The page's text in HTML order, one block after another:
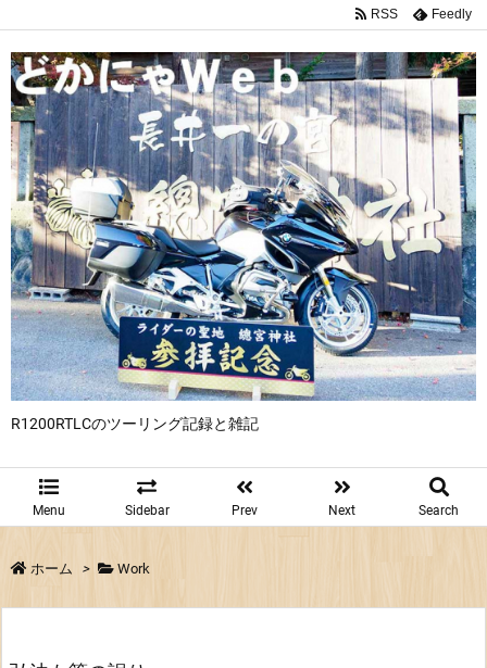
R1200RTLCのツーリング記録と雑記
Menu Sidebar Prev Next Search
RSS Feedly
ホーム > Work